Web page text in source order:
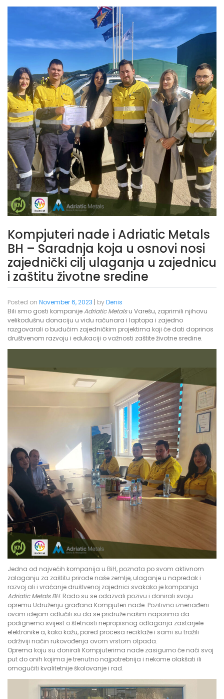
Kompjuteri nade i Adriatic Metals
BH – Saradnja koja u osnovi nosi
zajednički cilj ulaganja u zajednicu
i zaštitu životne sredine
Posted on November 6, 2023 | byDenis
Bili smo gosti kompanijeAdriatic Metalsu Varešu, zaprimili njihovu
velikodušnu donaciju u vidu računara i laptopa i zajedno
razgovarali o budućim zajedničkim projektima koji će dati doprinos
društvenom razvoju i edukaciji o važnosti zaštite životne sredine.
Jedna od najvećih kompanija u BiH, poznata po svom aktivnom
zalaganju za zaštitu prirode naše zemlje, ulaganje u napredak i
razvoj ali i vraćanje društvenoj zajednici svakako je kompanija
Adriatic Metals BH. Rado su se odazvali pozivu i donirali svoju
opremu Udruženju građana Kompjuteri nade. Pozitivno iznenađeni
ovom idejom odlučili su da se pridruže našim naporima da
podignemo svijest o štetnosti nepropisnog odlaganja zastarjele
elektronike a, kako kažu, pored procesa reciklaže i sami su tražili
održiviji način rukovođenja ovom vrstom otpada.
Oprema koju su donirali Kompjuterima nade zasigurno će naći svoj
put do onih kojima je trenutno najpotrebnija i nekome olakšati ili
omogućiti kvalitetnije školovanje i rad.